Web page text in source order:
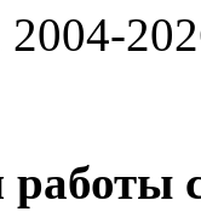
2004-